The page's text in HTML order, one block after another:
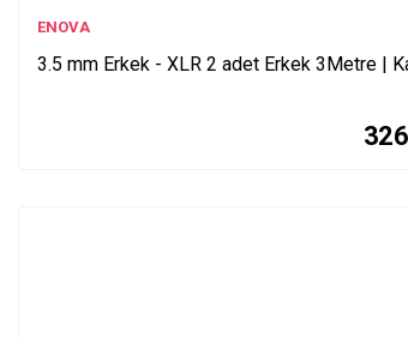
ENOVA
3.5 mm Erkek - XLR 2 adet Erkek 3Metre |
326